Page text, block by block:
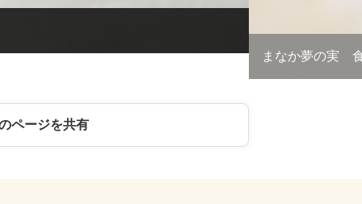
まなか夢の実
ページを共有